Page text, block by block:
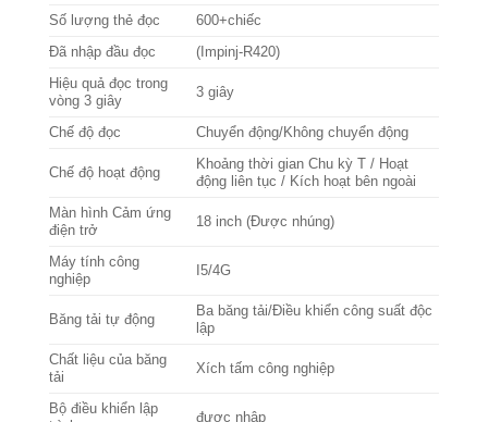
Số lượng thẻ đọc
600+chiếc
Đã nhập đầu đọc
(Impinj-R420)
Hiệu quả đọc trong
vòng 3 giây
3 giây
Chế độ đọc Chuyển động/Không chuyển động
Chế độ hoạt động
Khoảng thời gian Chu kỳ T / Hoạt
động liên tục / Kích hoạt bên ngoài
Màn hình Cảm ứng
điện trở
18 inch (Được nhúng)
Máy tính công
nghiệp
I5/4G
Băng tải tự động
Ba băng tải/Điều khiển công suất độc
lập
Chất liệu của băng
tải
Xích tấm công nghiệp
Bộ điều khiển lập
được nhập